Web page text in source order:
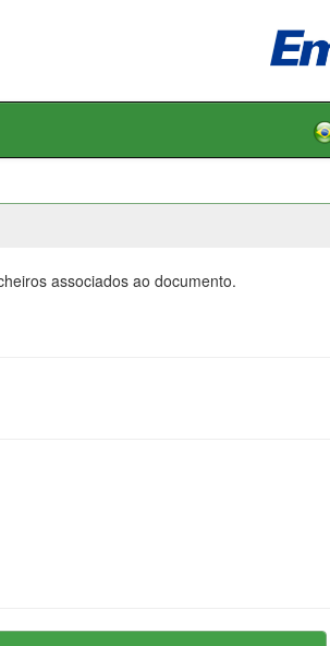
associados ao documento.